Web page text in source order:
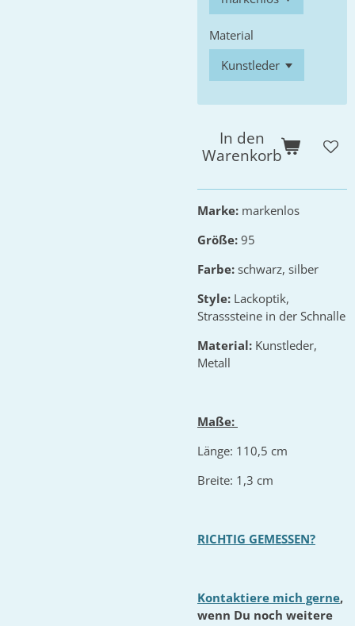
Material
In den
Warenkorb
Marke: markenlos
Größe: 95
Farbe: schwarz, silber
Style: Lackoptik,
Strasssteine in der Schnalle
Material: Kunstleder,
Metall
Maße:
Länge: 110,5 cm
Breite: 1,3 cm
RICHTIG GEMESSEN?
Kontaktiere mich gerne,
wenn Du noch weitere